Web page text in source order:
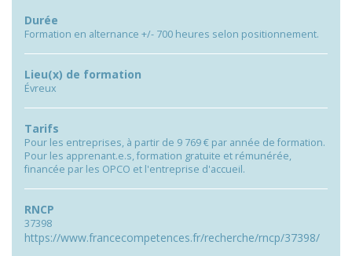
Durée
Formation en alternance +/- 700 heures selon positionnement.
Lieu(x) de formation
Évreux
Tarifs
Pour les entreprises, à partir de 9 769 € par année de formation.
Pour les apprenant.e.s, formation gratuite et rémunérée,
financée par les OPCO et l'entreprise d'accueil.
RNCP
37398
https://www.francecompetences.fr/recherche/rncp/37398/